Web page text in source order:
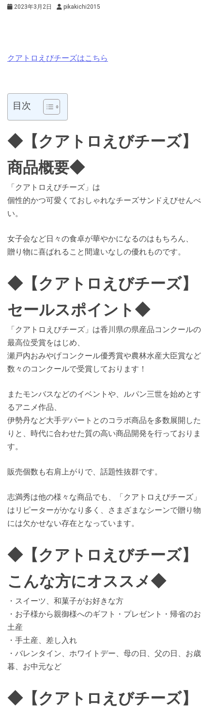
2023年3月2日 pikakichi2015
クアトロえびチーズはこちら
目次
◆【クアトロえびチーズ】
商品概要◆
「クアトロえびチーズ」は
個性的かつ可愛くておしゃれなチーズサンドえびせんべ
い。
女子会など日々の食卓が華やかになるのはもちろん、
贈り物に喜ばれること間違いなしの優れものです。
◆【クアトロえびチーズ】
セールスポイント◆
「クアトロえびチーズ」は香川県の県産品コンクールの
最高位受賞をはじめ、
瀬戸内おみやげコンクール優秀賞や農林水産大臣賞など
数々のコンクールで受賞しております！
またモンバスなどのイベントや、ルパン三世を始めとす
るアニメ作品、
伊勢丹など大手デパートとのコラボ商品を多数展開した
りと、時代に合わせた質の高い商品開発を行っておりま
す。
販売個数も右肩上がりで、話題性抜群です。
志満秀は他の様々な商品でも、「クアトロえびチーズ」
はリピーターがかなり多く、さまざまなシーンで贈り物
には欠かせない存在となっています。
◆【クアトロえびチーズ】
こんな方にオススメ◆
・スイーツ、和菓子がお好きな方
・お子様から親御様へのギフト・プレゼント・帰省のお
土産
・手土産、差し入れ
・バレンタイン、ホワイトデー、母の日、父の日、お歳
暮、お中元など
◆【クアトロえびチーズ】